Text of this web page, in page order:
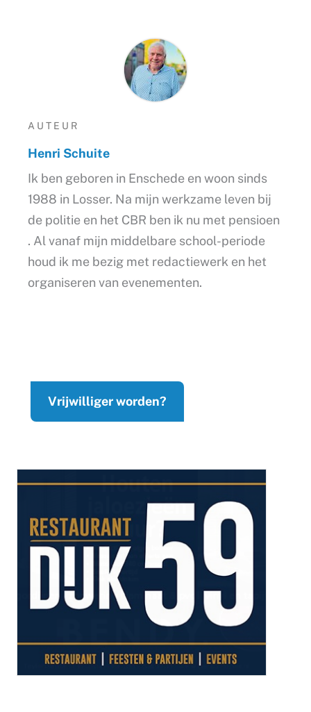
AUTEUR
Henri Schuite
Ik ben geboren in Enschede en woon sinds
1988 in Losser. Na mijn werkzame leven bij
de politie en het CBR ben ik nu met pensioen
. Al vanaf mijn middelbare school-periode
houd ik me bezig met redactiewerk en het
organiseren van evenementen.
Vrijwilliger worden?